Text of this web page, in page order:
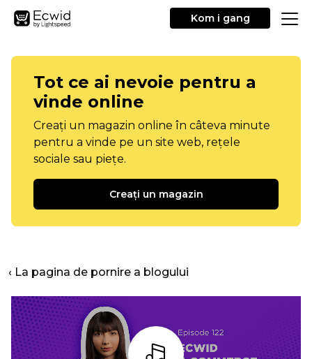
Kom i gang
Tot ce ai nevoie pentru a
vinde online
Creați un magazin online în câteva minute
pentru a vinde pe un site web, rețele
sociale sau piețe.
Creați un magazin
‹ La pagina de pornire a blogului